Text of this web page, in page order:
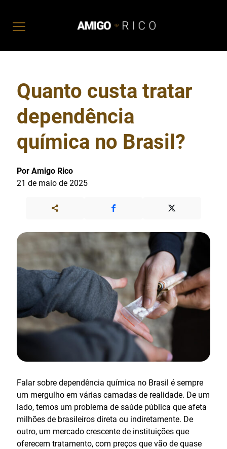
Quanto custa tratar
dependência
química no Brasil?
Por Amigo Rico
21 de maio de 2025
Falar sobre dependência química no Brasil é sempre
um mergulho em várias camadas de realidade. De um
lado, temos um problema de saúde pública que afeta
milhões de brasileiros direta ou indiretamente. De
outro, um mercado crescente de instituições que
oferecem tratamento, com preços que vão de quase